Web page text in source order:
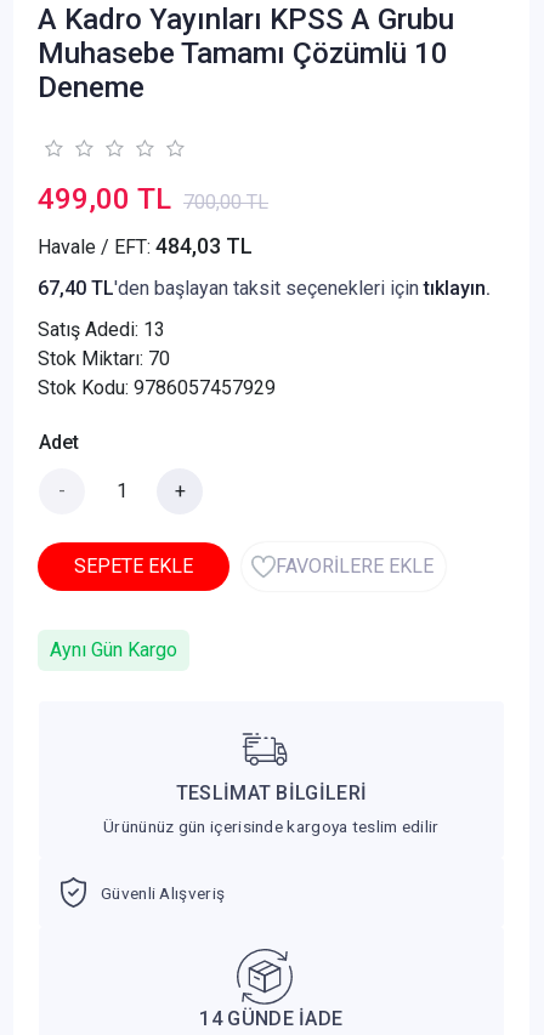
A Kadro Yayınları KPSS A Grubu
Muhasebe Tamamı Çözümlü 10
Deneme
499,00 TL 700,00 TL
Havale / EFT: 484,03 TL
67,40 TL'den başlayan taksit seçenekleri içintıklayın.
Satış Adedi: 13
Stok Miktarı: 70
Stok Kodu: 9786057457929
Adet
- +
SEPETE EKLE FAVORİLERE EKLE
Aynı Gün Kargo
TESLİMAT BİLGİLERİ
Ürününüz gün içerisinde kargoya teslim edilir
Güvenli Alışveriş
14 GÜNDE İADE